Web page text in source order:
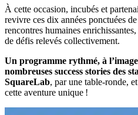
À cette occasion, incubés et
revivre ces dix années ponctuées
rencontres humaines
de défis relevés collectivement.
Un programme rythmé, à
nombreuses success stories des
SquareLab, par une table-ronde,
cette aventure unique !